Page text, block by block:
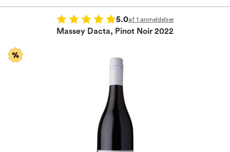
VildMedVins anbefalede rødvin (VIP)
Vintilbud under 200 kr.
Påskevin
5.0af 1 anmeldelser
Massey Dacta, Pinot Noir 2022